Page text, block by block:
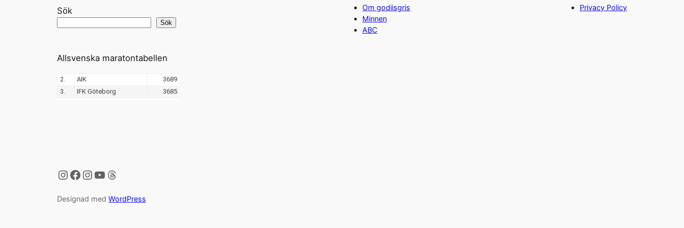
Sök
Sök
Om godiisgris
Minnen
ABC
Privacy Policy
Allsvenska maratontabellen
Instagram
Facebook
Instagram
YouTube
Threads
Designad med WordPress